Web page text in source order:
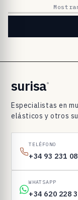
D
N
0
9
3
/
D
surisa®
Especialistas en
elásticos y otros
TELÉFONO
+34 93 231
WHATSAPP
+34 620 228